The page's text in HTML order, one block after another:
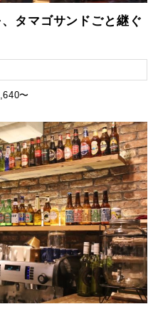
タマゴサンドごと継ぐ
〜